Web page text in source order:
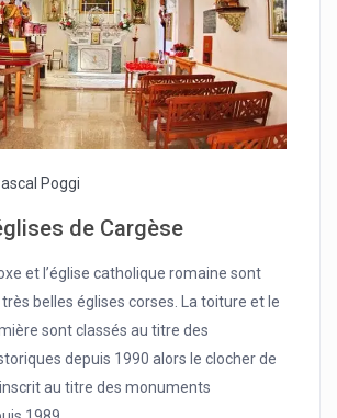
Poggi
de Cargèse
et l’église catholique romaine sont
belles églises corses. La toiture et le
sont classés au titre des
depuis 1990 alors le clocher de
au titre des monuments